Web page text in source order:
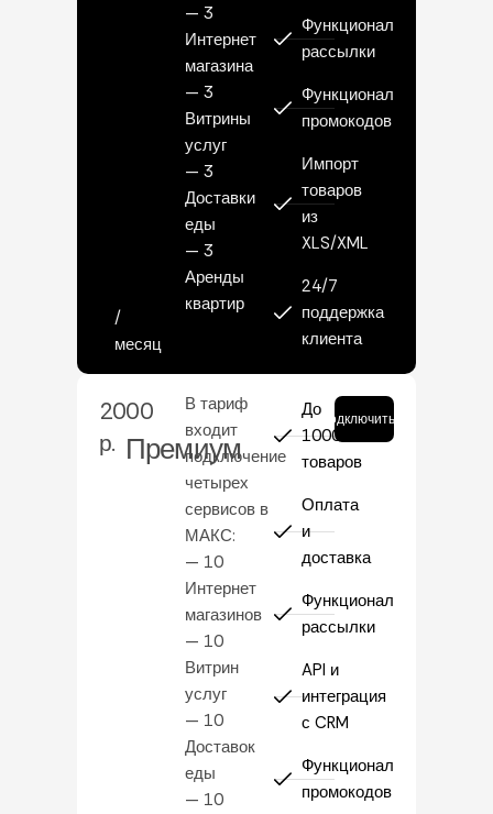
/
месяц
— 3
Интернет
магазина
— 3
Витрины
услуг
— 3
Доставки
еды
— 3
Аренды
квартир
Функционал
рассылки
Функционал
промокодов
Импорт
товаров
из
XLS/XML
24/7
поддержка
клиента
2000
р. Премиум
В тариф
входит
подключение
четырех
сервисов в
МАКС:
— 10
Интернет
магазинов
— 10
Витрин
услуг
— 10
Доставок
еды
— 10
До
1000
товаров
Оплата
и
доставка
Функционал
рассылки
API и
интеграция
с CRM
Функционал
промокодов
Подключить